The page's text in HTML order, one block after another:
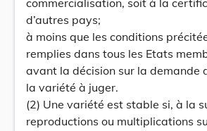
commercialisation, soit à la
d’autres pays;
à moins que les conditions
remplies dans tous les Etats
avant la décision sur la demande
la variété à juger.
(2) Une variété est stable si, à la
reproductions ou multiplications